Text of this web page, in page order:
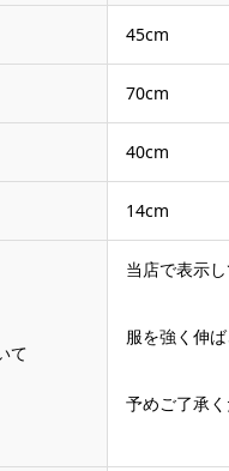
45cm
70cm
40cm
14cm
て
当店で表示
服を強く伸
予めご了承